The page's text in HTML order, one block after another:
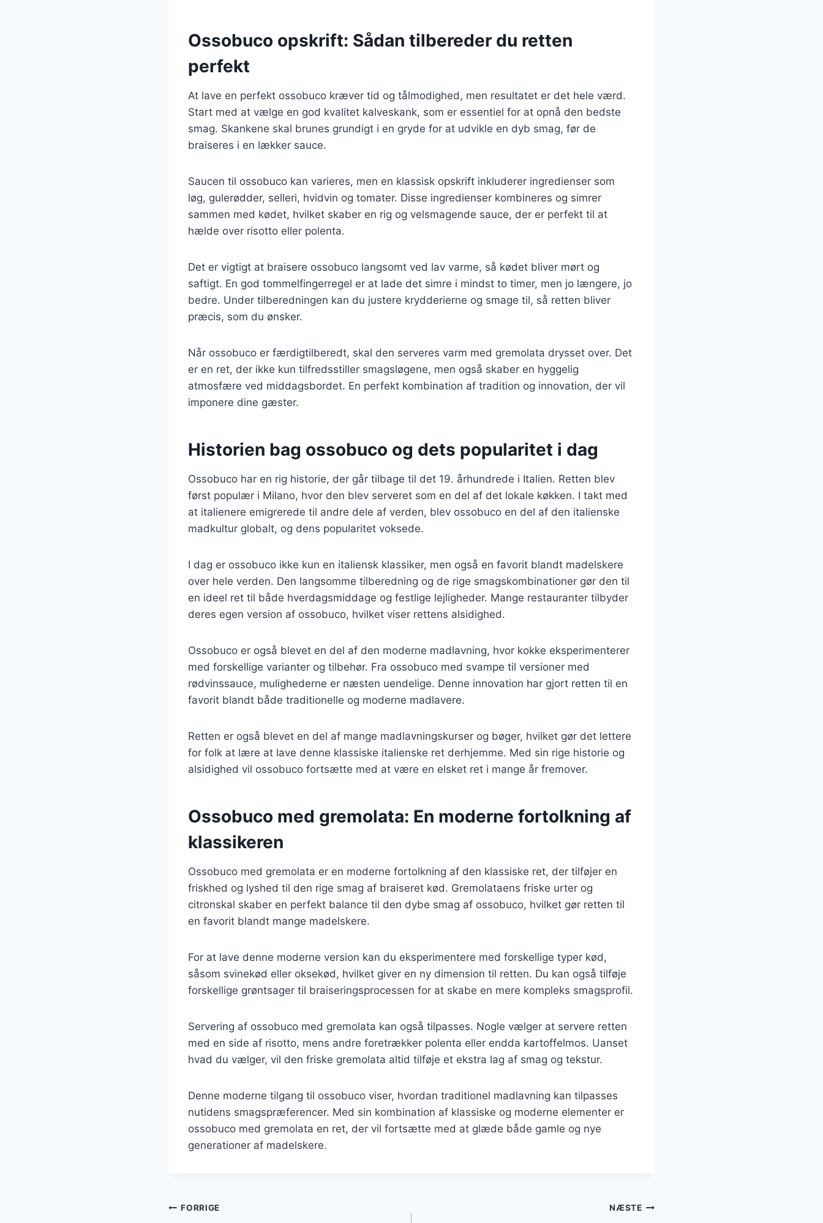
Ossobuco opskrift: Sådan tilbereder du retten
perfekt
At lave en perfekt ossobuco kræver tid og tålmodighed, men resultatet er det hele værd.
Start med at vælge en god kvalitet kalveskank, som er essentiel for at opnå den bedste
smag. Skankene skal brunes grundigt i en gryde for at udvikle en dyb smag, før de
braiseres i en lækker sauce.
Saucen til ossobuco kan varieres, men en klassisk opskrift inkluderer ingredienser som
løg, gulerødder, selleri, hvidvin og tomater. Disse ingredienser kombineres og simrer
sammen med kødet, hvilket skaber en rig og velsmagende sauce, der er perfekt til at
hælde over risotto eller polenta.
Det er vigtigt at braisere ossobuco langsomt ved lav varme, så kødet bliver mørt og
saftigt. En god tommelfingerregel er at lade det simre i mindst to timer, men jo længere, jo
bedre. Under tilberedningen kan du justere krydderierne og smage til, så retten bliver
præcis, som du ønsker.
Når ossobuco er færdigtilberedt, skal den serveres varm med gremolata drysset over. Det
er en ret, der ikke kun tilfredsstiller smagsløgene, men også skaber en hyggelig
atmosfære ved middagsbordet. En perfekt kombination af tradition og innovation, der vil
imponere dine gæster.
Historien bag ossobuco og dets popularitet i dag
Ossobuco har en rig historie, der går tilbage til det 19. århundrede i Italien. Retten blev
først populær i Milano, hvor den blev serveret som en del af det lokale køkken. I takt med
at italienere emigrerede til andre dele af verden, blev ossobuco en del af den italienske
madkultur globalt, og dens popularitet voksede.
I dag er ossobuco ikke kun en italiensk klassiker, men også en favorit blandt madelskere
over hele verden. Den langsomme tilberedning og de rige smagskombinationer gør den til
en ideel ret til både hverdagsmiddage og festlige lejligheder. Mange restauranter tilbyder
deres egen version af ossobuco, hvilket viser rettens alsidighed.
Ossobuco er også blevet en del af den moderne madlavning, hvor kokke eksperimenterer
med forskellige varianter og tilbehør. Fra ossobuco med svampe til versioner med
rødvinssauce, mulighederne er næsten uendelige. Denne innovation har gjort retten til en
favorit blandt både traditionelle og moderne madlavere.
Retten er også blevet en del af mange madlavningskurser og bøger, hvilket gør det lettere
for folk at lære at lave denne klassiske italienske ret derhjemme. Med sin rige historie og
alsidighed vil ossobuco fortsætte med at være en elsket ret i mange år fremover.
Ossobuco med gremolata: En moderne fortolkning af
klassikeren
Ossobuco med gremolata er en moderne fortolkning af den klassiske ret, der tilføjer en
friskhed og lyshed til den rige smag af braiseret kød. Gremolataens friske urter og
citronskal skaber en perfekt balance til den dybe smag af ossobuco, hvilket gør retten til
en favorit blandt mange madelskere.
For at lave denne moderne version kan du eksperimentere med forskellige typer kød,
såsom svinekød eller oksekød, hvilket giver en ny dimension til retten. Du kan også tilføje
forskellige grøntsager til braiseringsprocessen for at skabe en mere kompleks smagsprofil.
Servering af ossobuco med gremolata kan også tilpasses. Nogle vælger at servere retten
med en side af risotto, mens andre foretrækker polenta eller endda kartoffelmos. Uanset
hvad du vælger, vil den friske gremolata altid tilføje et ekstra lag af smag og tekstur.
Denne moderne tilgang til ossobuco viser, hvordan traditionel madlavning kan tilpasses
nutidens smagspræferencer. Med sin kombination af klassiske og moderne elementer er
ossobuco med gremolata en ret, der vil fortsætte med at glæde både gamle og nye
generationer af madelskere.
Indlægsnavigation
FORRIGE NÆSTE